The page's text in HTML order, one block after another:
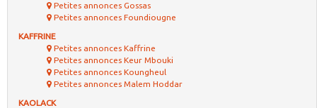
Petites annonces Gossas
Petites annonces Foundiougne
KAFFRINE
Petites annonces Kaffrine
Petites annonces Keur Mbouki
Petites annonces Koungheul
Petites annonces Malem Hoddar
KAOLACK